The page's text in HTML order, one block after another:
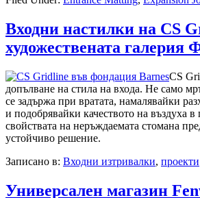
Входни настилки на CS
художествената галерия
CS
допълване на стила на входа. Не само
се задържа при вратата, намалявайки
и подобрявайки качеството на въздуха
свойствата на неръждаемата стомана
устойчиво решение.
Записано в: Входни изтривалки, проекти
Универсален магазин